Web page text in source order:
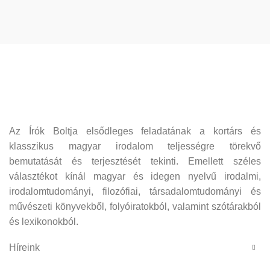
Az Írók Boltja elsődleges feladatának a kortárs és
klasszikus magyar irodalom teljességre törekvő
bemutatását és terjesztését tekinti. Emellett széles
választékot kínál magyar és idegen nyelvű irodalmi,
irodalomtudományi, filozófiai, társadalomtudományi és
művészeti könyvekből, folyóiratokból, valamint szótárakból
és lexikonokból.
Híreink